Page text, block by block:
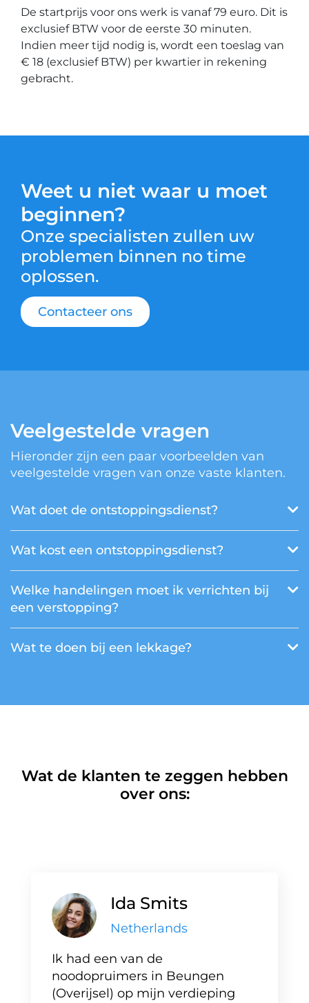
De startprijs voor ons werk is vanaf 79 euro. Dit is
exclusief BTW voor de eerste 30 minuten.
Indien meer tijd nodig is, wordt een toeslag van
€ 18 (exclusief BTW) per kwartier in rekening
gebracht.
Weet u niet waar u moet
beginnen?
Onze specialisten zullen uw
problemen binnen no time
oplossen.
Contacteer ons
Veelgestelde vragen
Hieronder zijn een paar voorbeelden van
veelgestelde vragen van onze vaste klanten.
Wat doet de ontstoppingsdienst?
Wat kost een ontstoppingsdienst?
Welke handelingen moet ik verrichten bij
een verstopping?
Wat te doen bij een lekkage?
Wat de klanten te zeggen hebben
over ons:
Ida Smits
Netherlands
Ik had een van de
noodopruimers in Beungen
(Overijsel) op mijn verdieping